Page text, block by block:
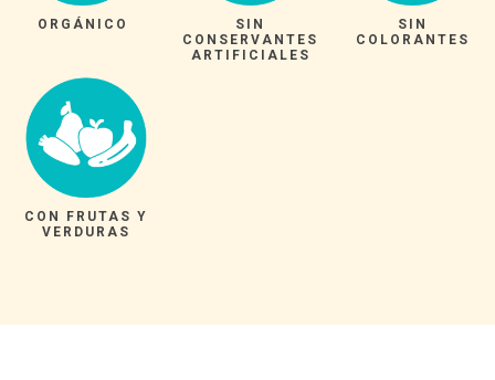
ORGÁNICO
SIN
CONSERVANTES
ARTIFICIALES
SIN
COLORANTES
CON FRUTAS Y
VERDURAS